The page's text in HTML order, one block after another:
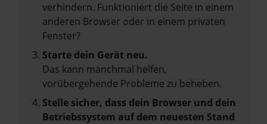
verhindern. Funktioniert die Seite in einem
anderen Browser oder in einem privaten
Fenster?
Starte dein Gerät neu.
Das kann manchmal helfen,
vorübergehende Probleme zu beheben.
Stelle sicher, dass dein Browser und dein
Betriebssystem auf dem neuesten Stand